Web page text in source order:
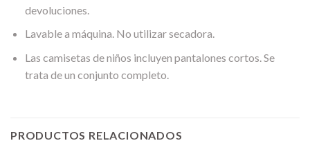
devoluciones.
Lavable a máquina. No utilizar secadora.
Las camisetas de niños incluyen pantalones cortos. Se
trata de un conjunto completo.
PRODUCTOS RELACIONADOS